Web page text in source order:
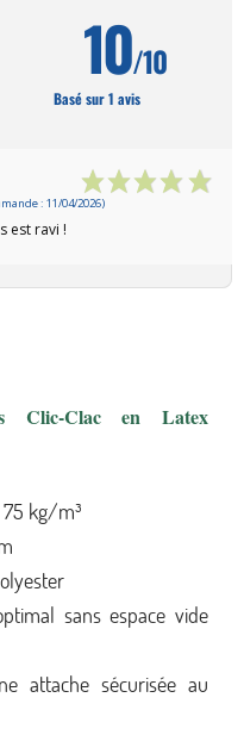
10/10
Basé sur 1 avis
: 11/04/2026)
est ravi !
Clic-Clac en Latex
75 kg/m³
sans espace vide
attache sécurisée au